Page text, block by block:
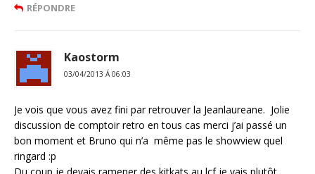
RÉPONDRE
Kaostorm
03/04/2013 Á 06:03
Je vois que vous avez fini par retrouver la Jeanlaureane. Jolie
discussion de comptoir retro en tous cas merci j’ai passé un
bon moment et Bruno qui n’a même pas le showview quel
ringard :p
Du coup je devais ramener des kitkats au lcf je vais plutôt